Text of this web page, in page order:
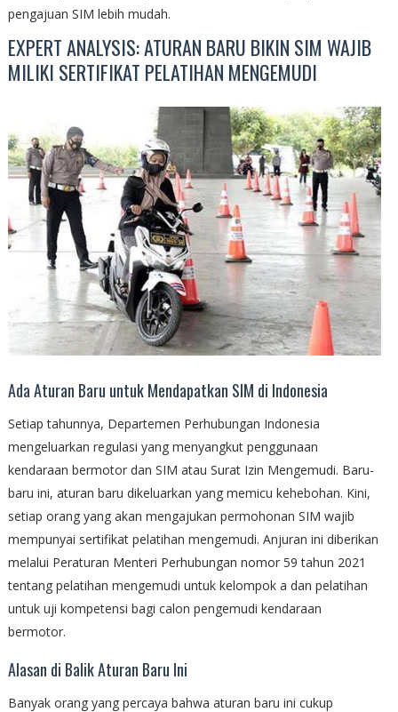
pengajuan SIM lebih mudah.
EXPERT ANALYSIS: ATURAN BARU BIKIN SIM WAJIB
MILIKI SERTIFIKAT PELATIHAN MENGEMUDI
Ada Aturan Baru untuk Mendapatkan SIM di Indonesia
Setiap tahunnya, Departemen Perhubungan Indonesia
mengeluarkan regulasi yang menyangkut penggunaan
kendaraan bermotor dan SIM atau Surat Izin Mengemudi. Baru-
baru ini, aturan baru dikeluarkan yang memicu kehebohan. Kini,
setiap orang yang akan mengajukan permohonan SIM wajib
mempunyai sertifikat pelatihan mengemudi. Anjuran ini diberikan
melalui Peraturan Menteri Perhubungan nomor 59 tahun 2021
tentang pelatihan mengemudi untuk kelompok a dan pelatihan
untuk uji kompetensi bagi calon pengemudi kendaraan
bermotor.
Alasan di Balik Aturan Baru Ini
Banyak orang yang percaya bahwa aturan baru ini cukup